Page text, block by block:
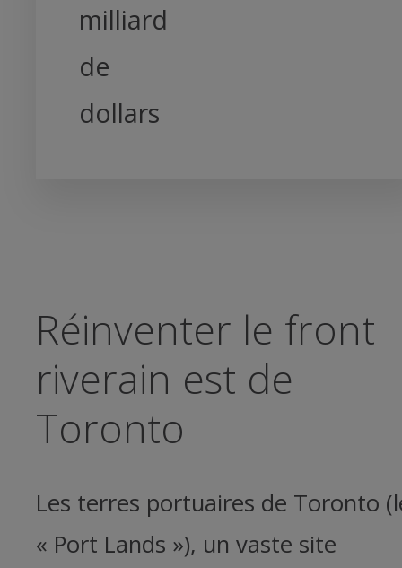
milliard
de
dollars
Réinventer le front
riverain est de
Toronto
Les terres portuaires de Toronto
« Port Lands »), un vaste site